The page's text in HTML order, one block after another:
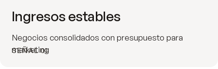
SEÑAL 01
Ingresos estables
Negocios consolidados con presupuesto para
marketing